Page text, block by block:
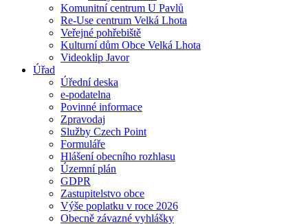
Komunitní centrum U Pavlů
Re-Use centrum Velká Lhota
Veřejné pohřebiště
Kulturní dům Obce Velká Lhota
Videoklip Javor
Úřad
Úřední deska
e-podatelna
Povinné informace
Zpravodaj
Služby Czech Point
Formuláře
Hlášení obecního rozhlasu
Územní plán
GDPR
Zastupitelstvo obce
Výše poplatku v roce 2026
Obecně závazné vyhlášky